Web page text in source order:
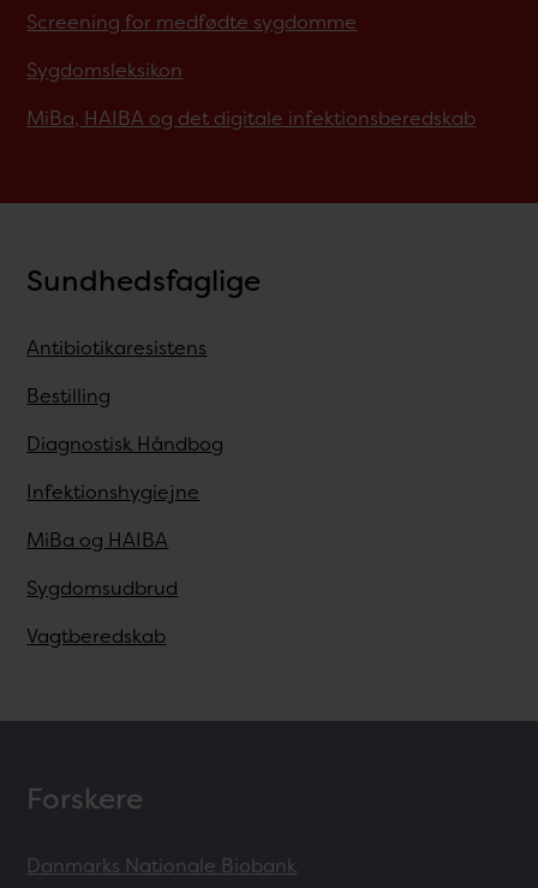
Screening for medfødte sygdomme
Sygdomsleksikon
MiBa, HAIBA og det digitale infektionsberedskab
Sundhedsfaglige
Antibiotikaresistens
Bestilling
Diagnostisk Håndbog
Infektionshygiejne
MiBa og HAIBA
Sygdomsudbrud
Vagtberedskab
Forskere
Danmarks Nationale Biobank